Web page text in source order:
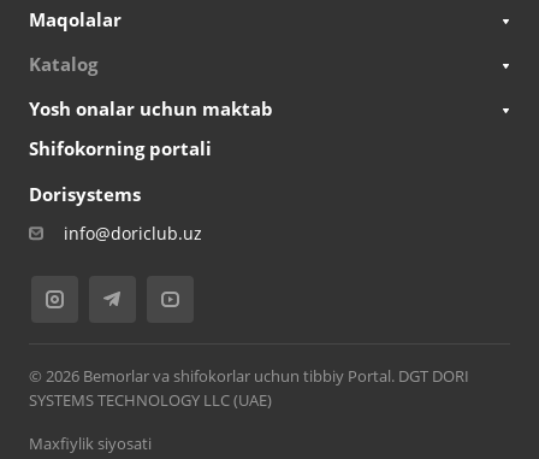
Maqolalar
Katalog
Yosh onalar uchun maktab
Shifokorning portali
Dorisystems
info@doriclub.uz
© 2026 Bemorlar va shifokorlar uchun tibbiy Portal. DGT DORI
SYSTEMS TECHNOLOGY LLC (UAE)
Maxfiylik siyosati